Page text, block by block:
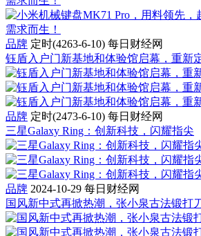
品牌 定时(4263-6-10) 每日财经网
钰盾入户门新基地和体验馆启幕，重新
品牌 定时(2473-6-10) 每日财经网
三星Galaxy Ring：创新科技，闪耀指尖
品牌 2024-10-29 每日财经网
国风新中式再掀热潮，张小泉古法锻打